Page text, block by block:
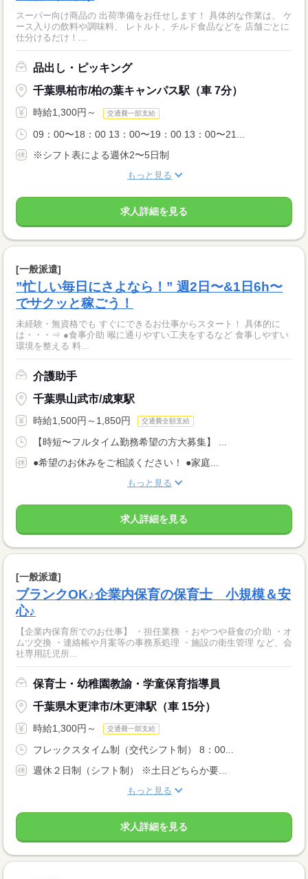
スーパー向け商品の 出荷準備をお任せします！ 具体的な作業は、 ケ
ース入りの飲料や調味料、 レトルト、チルド食品などを 店舗ごとに
仕分けるだけ！...
品出し・ピッキング
千葉県柏市/柏の葉キャンパス駅（車 7分）
時給1,300円～ 交通費一部支給
09：00〜18：00 13：00〜19：00 13：00〜21...
※シフト表による週休2〜5日制
もっと見る
求人詳細を見る
[一般派遣]
”忙しい毎日にさよなら！” 週2日〜&1日6h〜
でサクッと稼ごう！
未経験・無資格でも すぐにできるお仕事からスタート！ 具体的に
は・・・⇒ ●食事介助 喉に通りやすい工夫をするなど 食事しやすい
環境を整える 料...
介護助手
千葉県山武市/成東駅
時給1,500円～1,850円 交通費全額支給
【時短〜フルタイム勤務希望の方大募集】 ...
●希望のお休みをご相談ください！ ●家庭...
もっと見る
求人詳細を見る
[一般派遣]
ブランクOK♪企業内保育の保育士 小規模＆安
心♪
【企業内保育所でのお仕事】 ・担任業務 ・おやつや昼食の介助 ・オ
ムツ交換 ・連絡帳や月案等の事務系処理 ・施設の衛生管理 など、会
社専用託児所...
保育士・幼稚園教諭・学童保育指導員
千葉県木更津市/木更津駅（車 15分）
時給1,300円～ 交通費一部支給
フレックスタイム制（交代シフト制） 8：00...
週休２日制（シフト制） ※土日どちらか要...
もっと見る
求人詳細を見る